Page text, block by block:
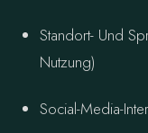
Standort- Und
Nutzung)
Social-Media-